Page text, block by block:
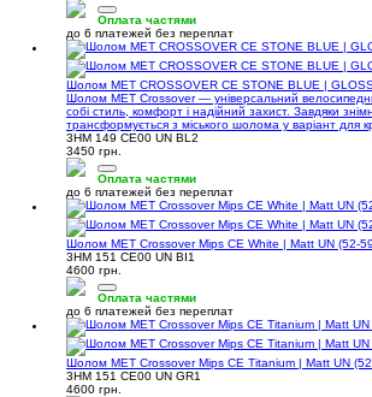
Оплата частями
до 6 платежей без переплат
Шолом MET CROSSOVER CE STONE BLUE |
Шолом MET Crossover — універсальний
собі стиль, комфорт і надійний захист. Завдяки
трансформується з міського шолома у варіант для
3HM 149 CE00 UN BL2
3450 грн.
Оплата частями
до 6 платежей без переплат
Шолом MET Crossover Mips CE White | Matt UN (52-
3HM 151 CE00 UN BI1
4600 грн.
Оплата частями
до 6 платежей без переплат
Шолом MET Crossover Mips CE Titanium | Matt UN
3HM 151 CE00 UN GR1
4600 грн.